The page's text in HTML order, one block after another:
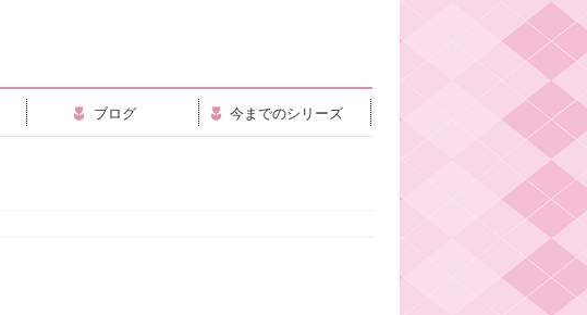
ブログ 今までのシリーズ